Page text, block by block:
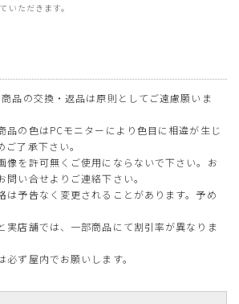
いただきます。
品の交換・返品は原則としてご遠慮願いま
品の色はPCモニターにより色目に相違が生じ
了承下さい。
像を許可無くご使用にならないで下さい。お
い合せよりご連絡下さい。
は予告なく変更されることがあります。予め
実店舗では、一部商品にて割引率が異なりま
必ず屋内でお願いします。